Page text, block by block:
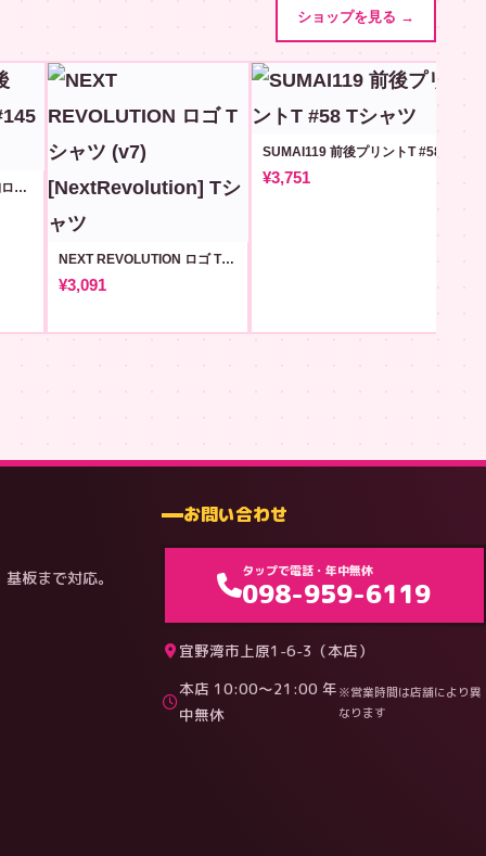
ショップを見る →
SMAHO119 前後T【左胸ロゴ版】#145
NEXT REVOLUTION ロゴ Tシャツ (v7) [NextRevolution]
¥3,091
SUMAI119 前後プリントT #58
¥3,751
板まで対応。
お問い合わせ
タップで電話・年中無休
098-959-6119
宜野湾市上原1-6-3（本店）
本店 10:00〜21:00 年
中無休
※営業時間は店舗により異
なります